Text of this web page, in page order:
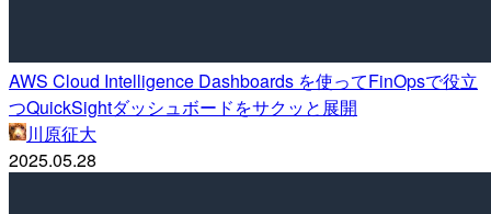
AWS Cloud Intelligence Dashboards を使ってFinOpsで役立
つQuickSightダッシュボードをサクッと展開
川原征大
2025.05.28